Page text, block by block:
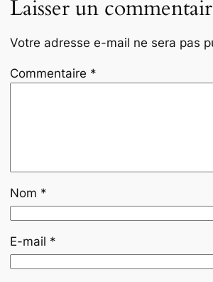
Laisser un
Votre adresse e-mail ne sera pas
Commentaire *
Nom *
E-mail *